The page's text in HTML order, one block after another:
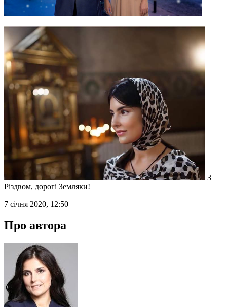
З
Різдвом, дорогі Земляки!
7 січня 2020, 12:50
Про автора